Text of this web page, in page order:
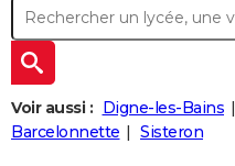
Forum
Aménagement intérieur
Extérieur
Cuisine
Salle de bains
Jardinage
Rangement
+WEEK-END
Guides de France
Escapades
Patrimoine
Expositions
Musées
Week-end nature
+
LIFESTYLE
Art de vivre
Bien-être
Loisirs
Mode
Modes de vie
+SANTE
Voir aussi : Digne-les-Bains
Barcelonnette
Sisteron